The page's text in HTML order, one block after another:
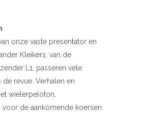
onze vaste presentator en
Kleikers, van de
L1, passeren vele
de revue. Verhalen en
wielerpeloton,
de aankomende koersen